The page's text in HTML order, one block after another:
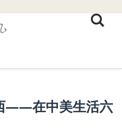
——在中美生活六